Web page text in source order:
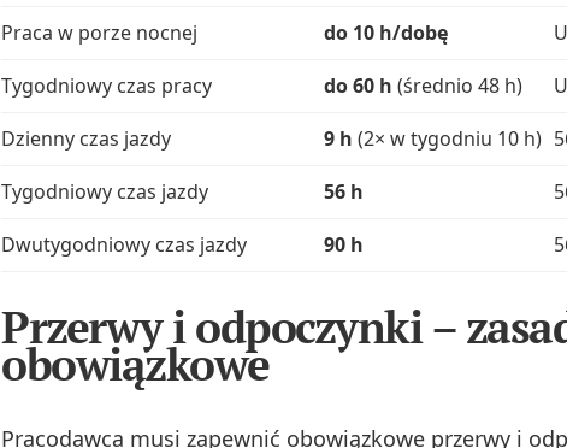
Praca w porze nocnej
do 10 h/dobę
Tygodniowy czas pracy
do 60 h (średnio 48 h)
Dzienny czas jazdy
9 h (2× w tygodniu 10 h)
Tygodniowy czas jazdy
56 h
Dwutygodniowy czas jazdy
90 h
Przerwy i odpoczynki –
obowiązkowe
Pracodawca musi zapewnić obowiązkowe przerwy i